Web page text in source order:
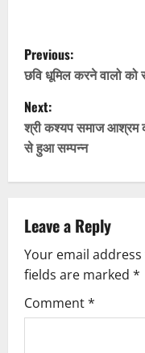
P
o
s
t
n
a
v
i
g
Previous:
छवि धूमिल करने वालो
Next:
श्री कश्यप समाज आश्रम
से हुआ सम्पन्न
Leave a Reply
Your email
fields are marked *
Comment*